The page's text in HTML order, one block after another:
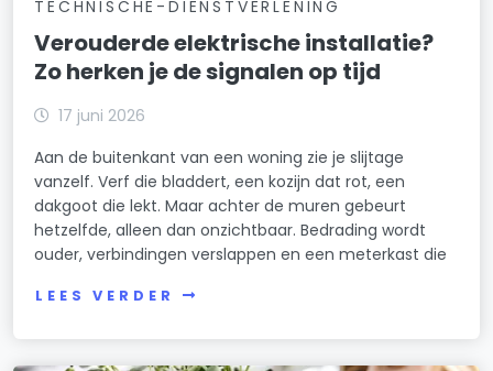
TECHNISCHE-DIENSTVERLENING
Verouderde elektrische installatie?
Zo herken je de signalen op tijd
17 juni 2026
Aan de buitenkant van een woning zie je slijtage
vanzelf. Verf die bladdert, een kozijn dat rot, een
dakgoot die lekt. Maar achter de muren gebeurt
hetzelfde, alleen dan onzichtbaar. Bedrading wordt
ouder, verbindingen verslappen en een meterkast die
LEES VERDER